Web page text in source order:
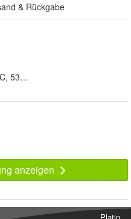
& Rückgabe
53021536AB
anzeigen